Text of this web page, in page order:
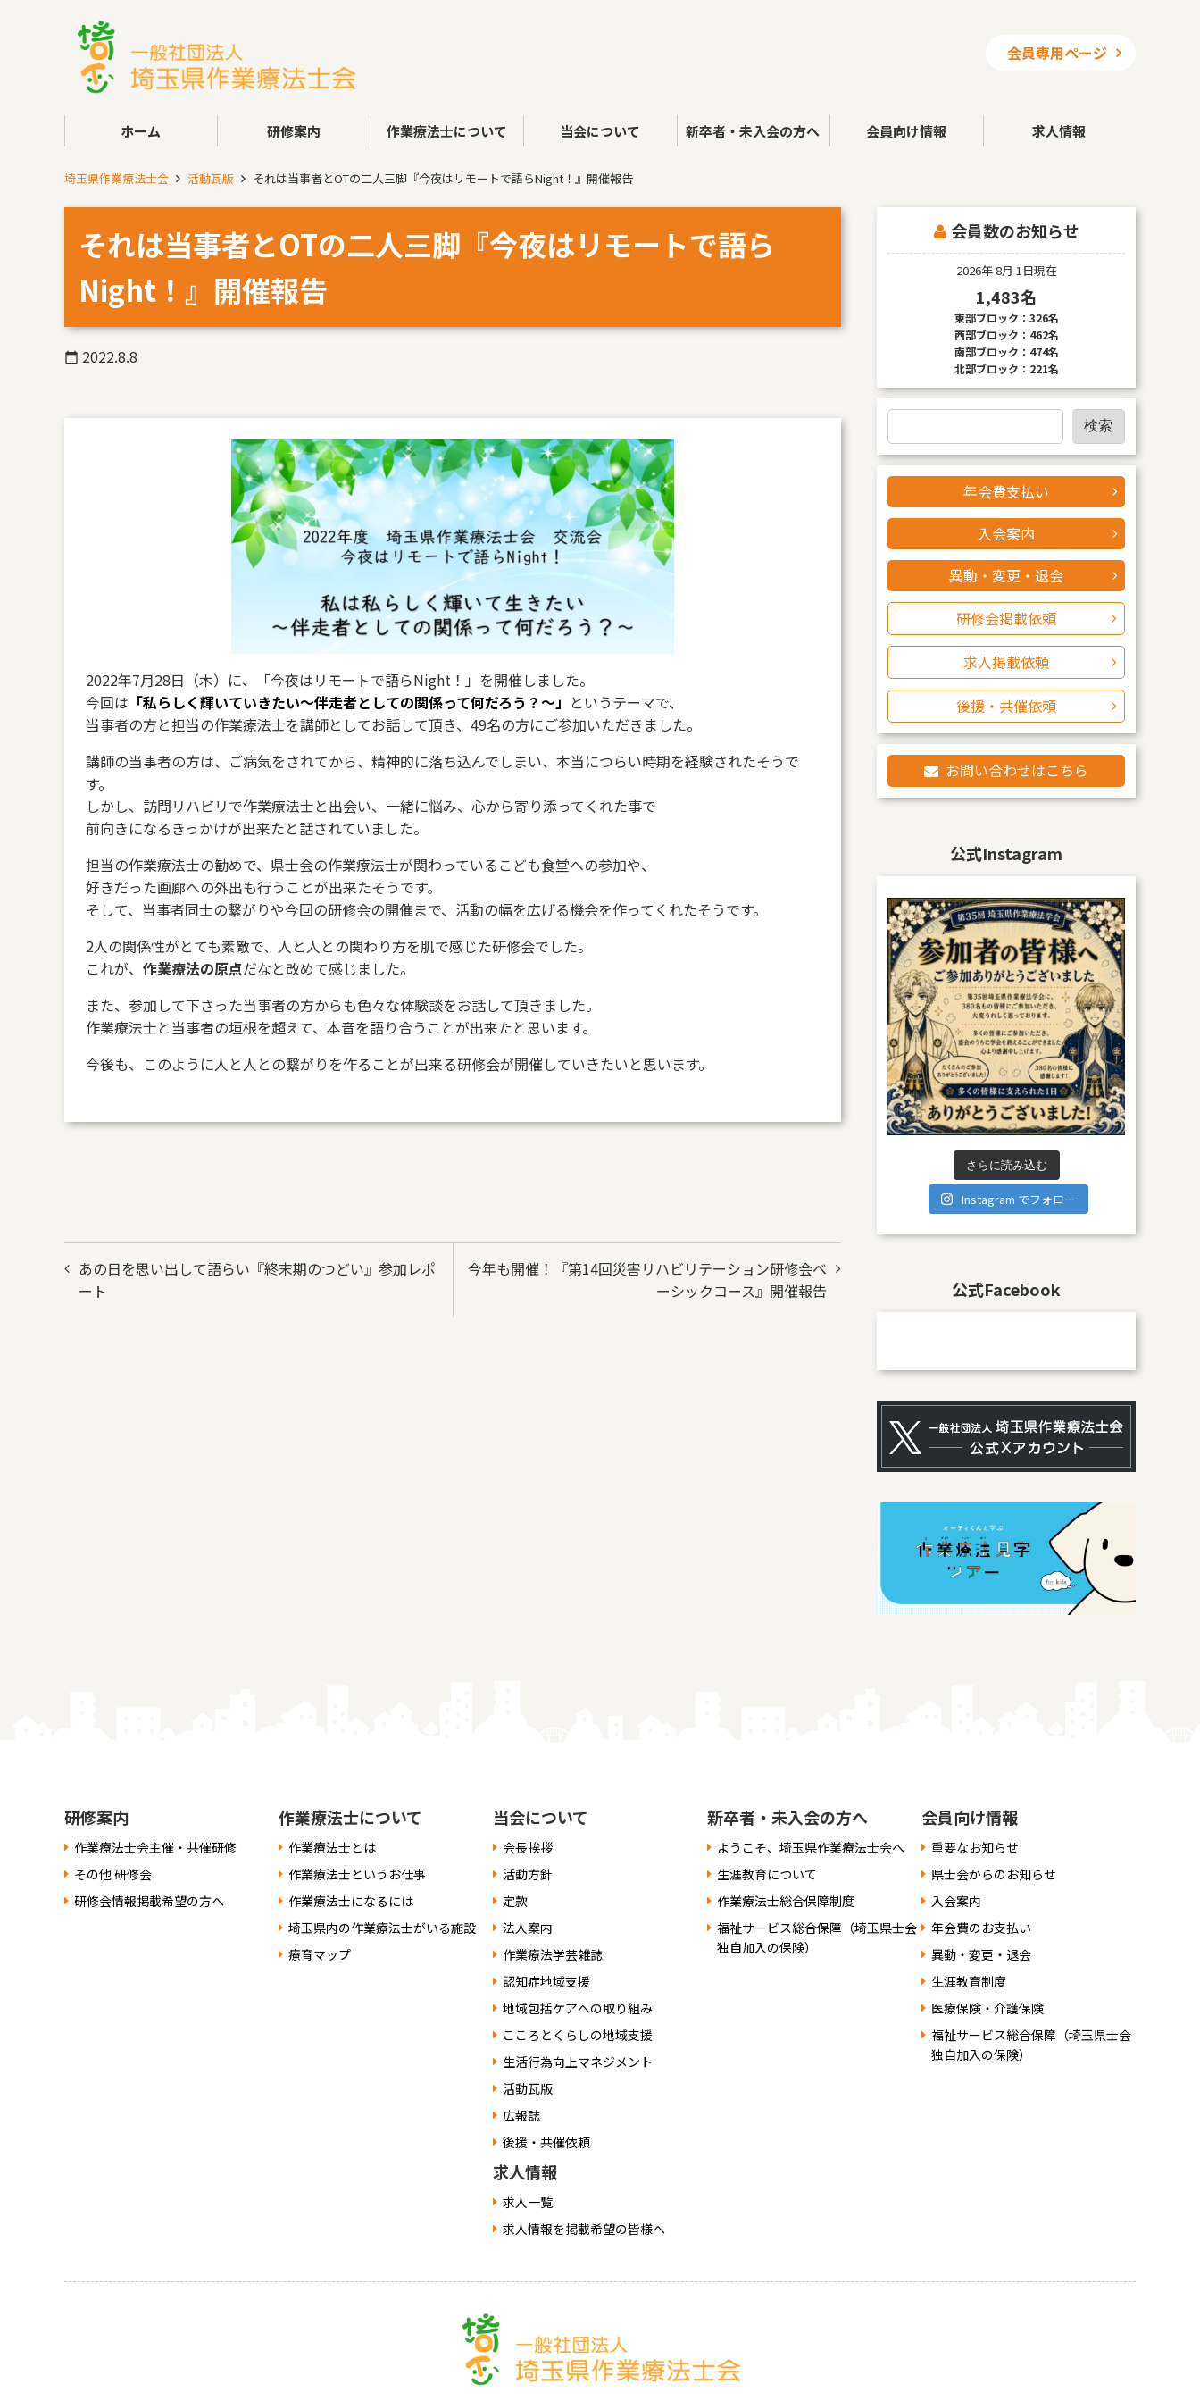
会員専用ページ
ホーム 研修案内 作業療法士について 当会について 新卒者・未入会の方へ 会員向け情報 求人情報
埼玉県作業療法士会 活動瓦版 それは当事者とOTの二人三脚『今夜はリモートで語らNight！』開催報告
それは当事者とOTの二人三脚『今夜はリモートで語ら
Night！』開催報告
calendar_today 2022.8.8
2022年7月28日（木）に、「今夜はリモートで語らNight！」を開催しました。
今回は 「私らしく輝いていきたい～伴走者としての関係って何だろう？～」 というテーマで、
当事者の方と担当の作業療法士を講師としてお話して頂き、49名の方にご参加いただきました。
講師の当事者の方は、ご病気をされてから、精神的に落ち込んでしまい、本当につらい時期を経験されたそうで
す。
しかし、訪問リハビリで作業療法士と出会い、一緒に悩み、心から寄り添ってくれた事で
前向きになるきっかけが出来たと話されていました。
担当の作業療法士の勧めで、県士会の作業療法士が関わっているこども食堂への参加や、
好きだった画廊への外出も行うことが出来たそうです。
そして、当事者同士の繋がりや今回の研修会の開催まで、活動の幅を広げる機会を作ってくれたそうです。
2人の関係性がとても素敵で、人と人との関わり方を肌で感じた研修会でした。
これが、 作業療法の原点だなと改めて感じました。
また、参加して下さった当事者の方からも色々な体験談をお話して頂きました。
作業療法士と当事者の垣根を超えて、本音を語り合うことが出来たと思います。
今後も、このように人と人との繋がりを作ることが出来る研修会が開催していきたいと思います。
投
稿
今年も開催！『第14回災害リハビリテーション研修会ベ
ーシックコース』開催報告
あの日を思い出して語らい『終末期のつどい』参加レポ
ート
会員数のお知らせ
2026年 8月 1日現在
1,483名
東部ブロック：326名
西部ブロック：462名
南部ブロック：474名
北部ブロック：221名
検
索
検索
年会費支払い
入会案内
異動・変更・退会
研修会掲載依頼
求人掲載依頼
後援・共催依頼
お問い合わせはこちら
公式Instagram
さらに読み込む
Instagram でフォロー
公式Facebook
研修案内
作業療法士会主催・共催研修
その他 研修会
研修会情報掲載希望の方へ
作業療法士について
作業療法士とは
作業療法士というお仕事
作業療法士になるには
埼玉県内の作業療法士がいる施設
療育マップ
当会について
会長挨拶
活動方針
定款
法人案内
作業療法学芸雑誌
認知症地域支援
地域包括ケアへの取り組み
こころとくらしの地域支援
生活行為向上マネジメント
活動瓦版
広報誌
後援・共催依頼
新卒者・未入会の方へ
ようこそ、埼玉県作業療法士会へ
生涯教育について
作業療法士総合保障制度
福祉サービス総合保障（埼玉県士会
独自加入の保険）
会員向け情報
重要なお知らせ
県士会からのお知らせ
入会案内
年会費のお支払い
異動・変更・退会
生涯教育制度
医療保険・介護保険
福祉サービス総合保障（埼玉県士会
独自加入の保険）
求人情報
求人一覧
求人情報を掲載希望の皆様へ